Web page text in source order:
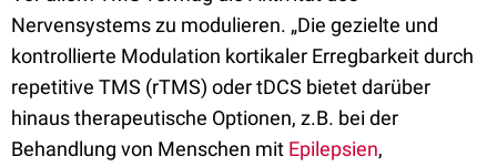
Nervensystems zu modulieren. „Die gezielte und
kontrollierte Modulation kortikaler Erregbarkeit durch
repetitive TMS (rTMS) oder tDCS bietet darüber
hinaus therapeutische Optionen, z.B. bei der
Behandlung von Menschen mit Epilepsien,